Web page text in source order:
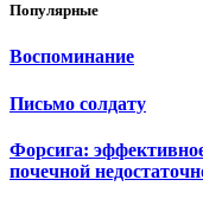
Популярные
Воспоминание
Письмо солдату
Форсига:
почечной